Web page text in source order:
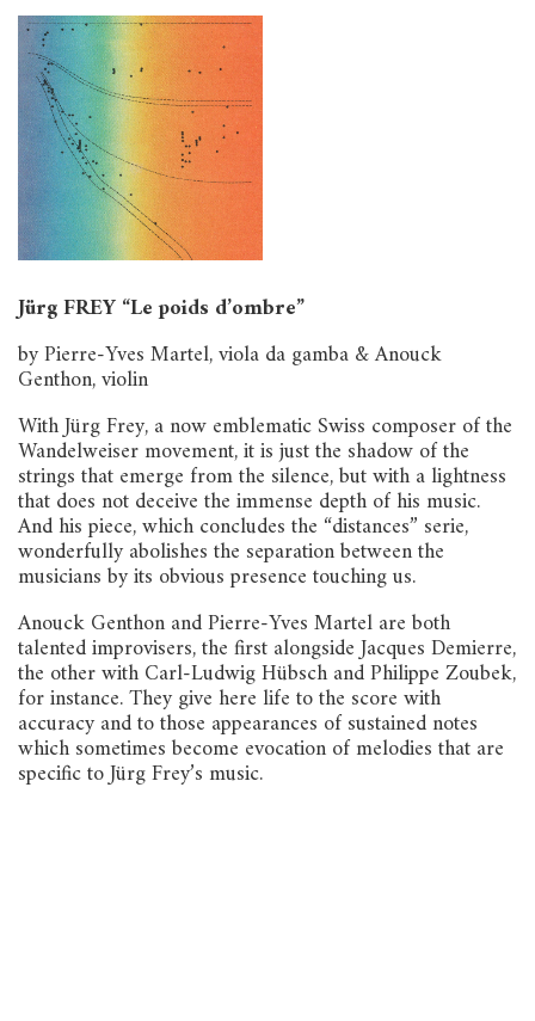
Jürg FREY “Le poids d’ombre”
by Pierre-Yves Martel, viola da gamba & Anouck
Genthon, violin
With Jürg Frey, a now emblematic Swiss composer of the
Wandelweiser movement, it is just the shadow of the
strings that emerge from the silence, but with a lightness
that does not deceive the immense depth of his music.
And his piece, which concludes the “distances” serie,
wonderfully abolishes the separation between the
musicians by its obvious presence touching us.
Anouck Genthon and Pierre-Yves Martel are both
talented improvisers, the first alongside Jacques Demierre,
the other with Carl-Ludwig Hübsch and Philippe Zoubek,
for instance. They give here life to the score with
accuracy and to those appearances of sustained notes
which sometimes become evocation of melodies that are
specific to Jürg Frey’s music.